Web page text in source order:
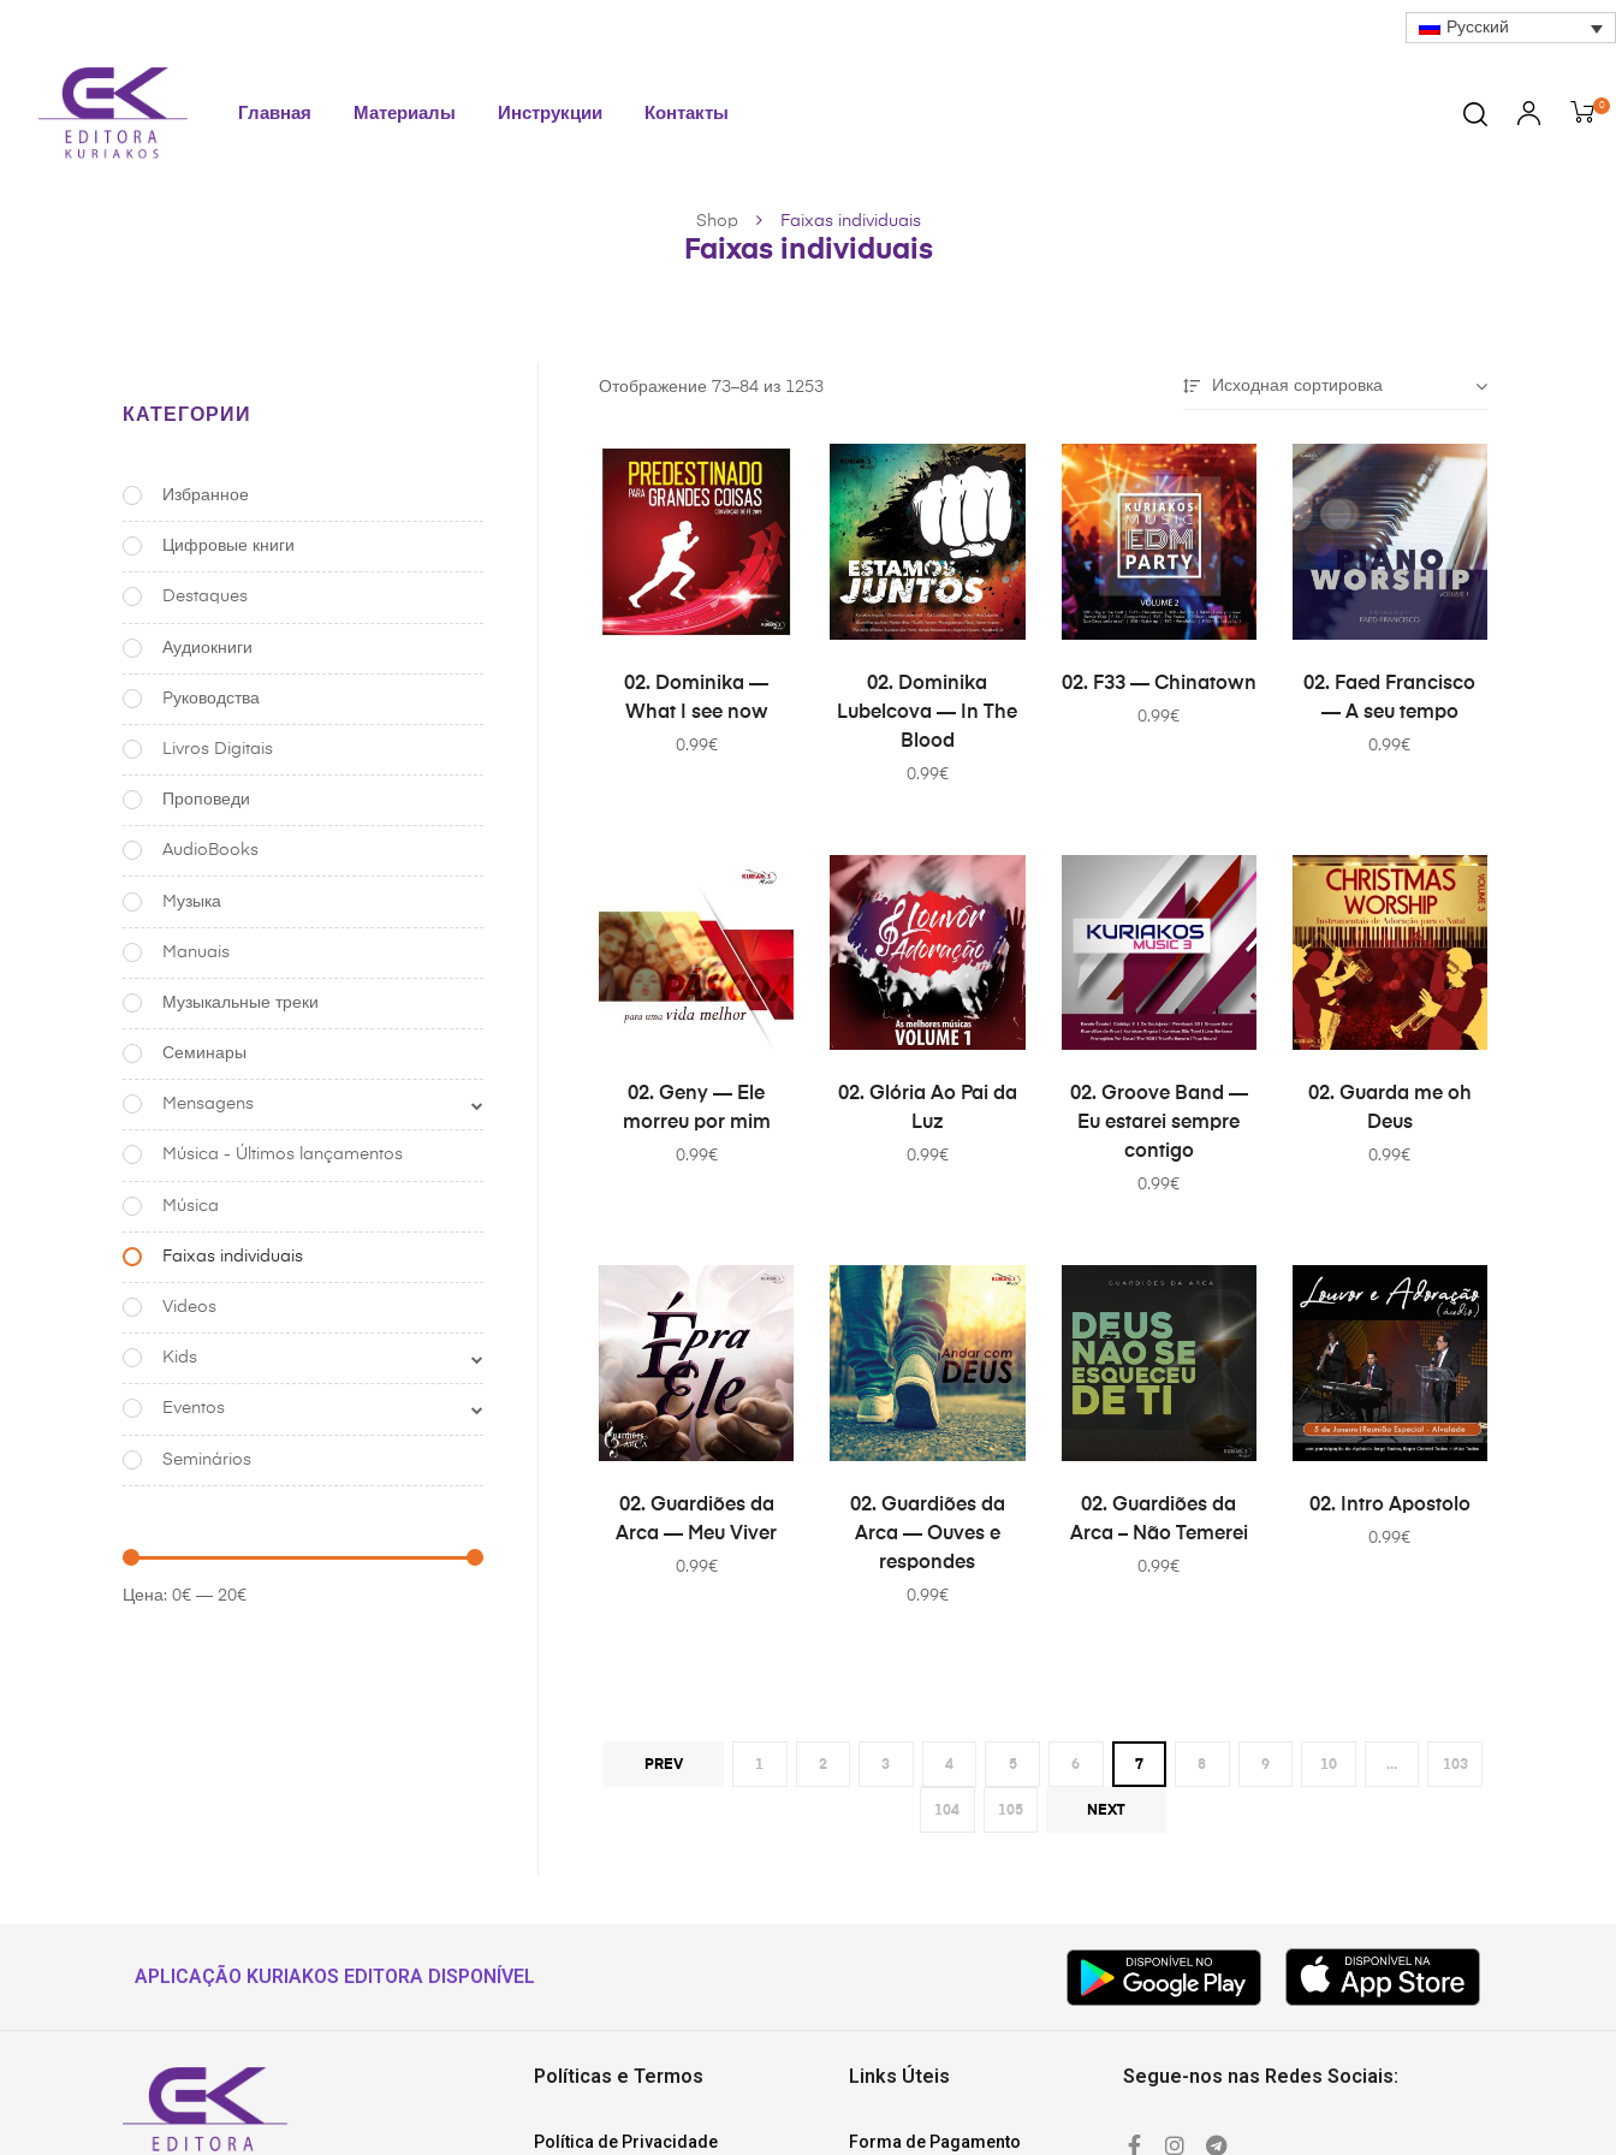
Русский
Главная Материалы Инструкции Контакты 0
Shop Faixas individuais
Faixas individuais
Отображение 73–84 из 1253 Исходная сортировка
В КОРЗИНУ
02. Dominika —
What I see now
0.99€
В КОРЗИНУ
02. Dominika
Lubelcova — In The
Blood
0.99€
В КОРЗИНУ
02. F33 — Chinatown
0.99€
В КОРЗИНУ
02. Faed Francisco
— A seu tempo
0.99€
В КОРЗИНУ
02. Geny — Ele
morreu por mim
0.99€
В КОРЗИНУ
02. Glória Ao Pai da
Luz
0.99€
В КОРЗИНУ
02. Groove Band —
Eu estarei sempre
contigo
0.99€
В КОРЗИНУ
02. Guarda me oh
Deus
0.99€
В КОРЗИНУ
02. Guardiões da
Arca — Meu Viver
0.99€
В КОРЗИНУ
02. Guardiões da
Arca — Ouves e
respondes
0.99€
В КОРЗИНУ
02. Guardiões da
Arca – Não Temerei
0.99€
В КОРЗИНУ
02. Intro Apostolo
0.99€
PREV 1 2 3 4 5 6 7 8 9 10 … 103
104 105 NEXT
КАТЕГОРИИ
Избранное
Цифровые книги
Destaques
Аудиокниги
Pуководства
Livros Digitais
Проповеди
AudioBooks
Mузыка
Manuais
Музыкальные треки
Семинары
Mensagens
Música - Últimos lançamentos
Música
Faixas individuais
Videos
Kids
Eventos
Seminários
Цена: 0€ — 20€
APLICAÇÃO KURIAKOS EDITORA DISPONÍVEL
Políticas e Termos
Política de Privacidade
Links Úteis
Forma de Pagamento
Segue-nos nas Redes Sociais: